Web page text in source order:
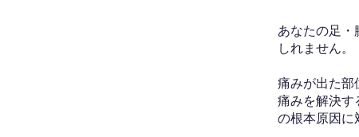
あなたの足・
しれません。
痛みが出た部
痛みを解決す
の根本原因に